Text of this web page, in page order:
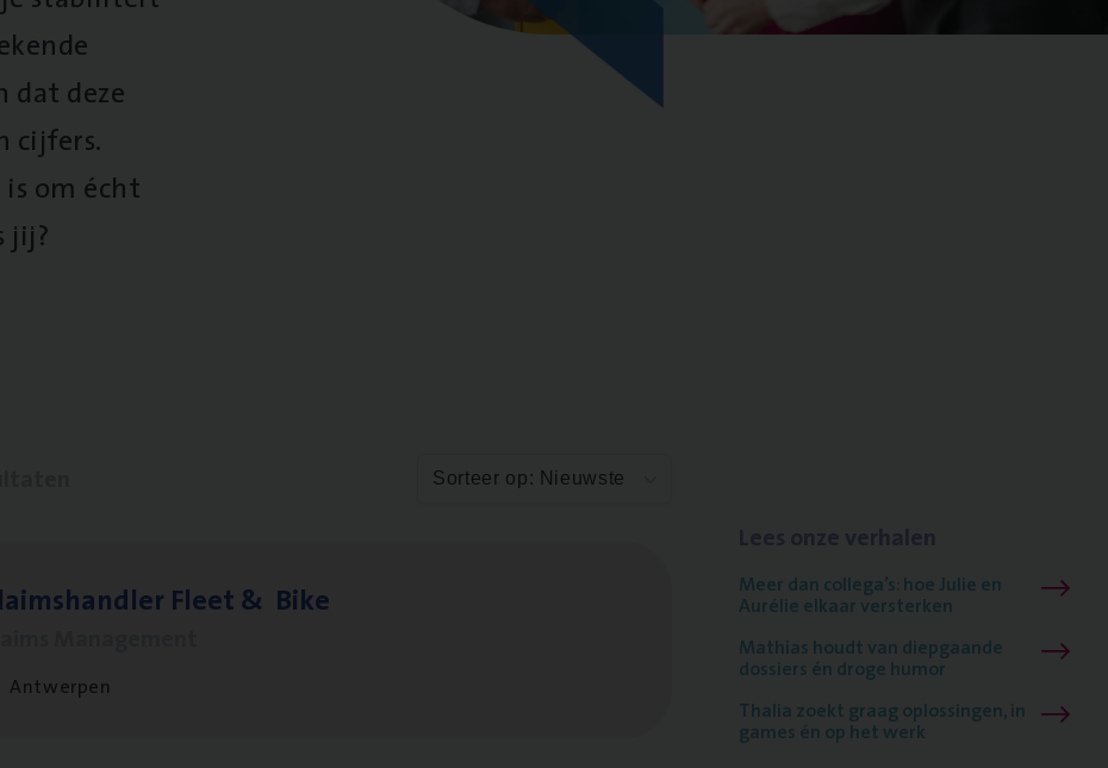
dat deze
cijfers.
om écht
jij?
Sorteer op: Nieuwste
Fleet& Bike
Antwerpen
Meer dan collega’s: hoe Julie en
Aurélie elkaar versterken
Mathias houdt van diepgaande
dossiers én droge humor
Thalia zoekt graag oplossingen, in
games én op het werk